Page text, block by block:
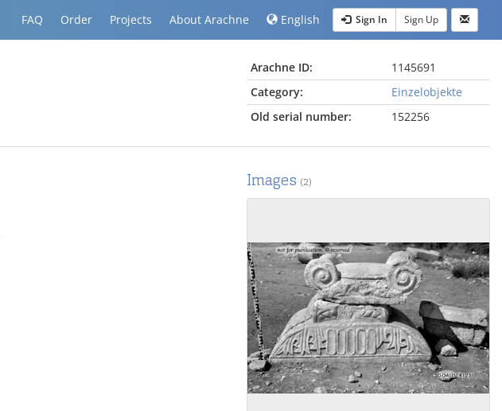
FAQ Order Projects About Arachne English Sign In Sign Up
Arachne ID:
1145691
Category:
Einzelobjekte
Old serial number:
152256
Images (2)